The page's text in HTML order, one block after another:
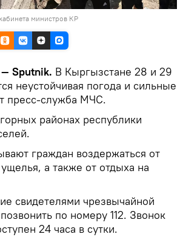
министров КР
Sputnik. В Кыргызстане 28 и 29
неустойчивая погода и сильные
пресс-служба МЧС.
районах республики
граждан воздержаться от
а также от отдыха на
свидетелями чрезвычайной
по номеру 112. Звонок
24 часа в сутки.